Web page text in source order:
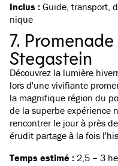
Inclus : Guide, transport,
nique
7.
Stegastein
Découvrez la lumière
lors d'une vivifiante
la magnifique région du
de la superbe expérience
rencontrer le jour à près
érudit partage à la fois
Temps estimé : 2,5 – 3